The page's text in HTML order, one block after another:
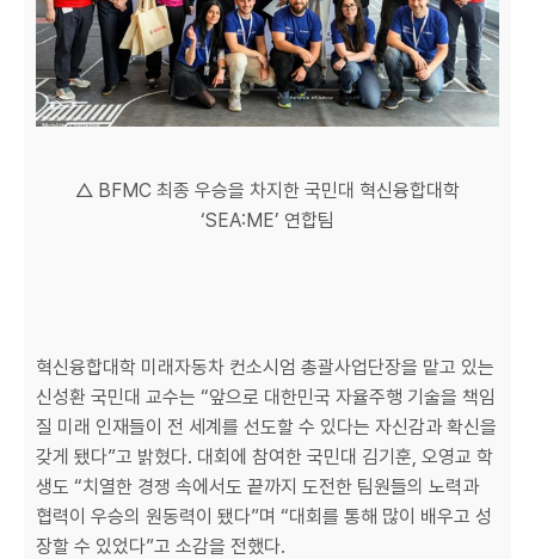
△ BFMC 최종 우승을 차지한 국민대 혁신융합대학
‘SEA:ME’ 연합팀
혁신융합대학 미래자동차 컨소시엄 총괄사업단장을 맡고 있는
신성환 국민대 교수는 “앞으로 대한민국 자율주행 기술을 책임
질 미래 인재들이 전 세계를 선도할 수 있다는 자신감과 확신을
갖게 됐다”고 밝혔다. 대회에 참여한 국민대 김기훈, 오영교 학
생도 “치열한 경쟁 속에서도 끝까지 도전한 팀원들의 노력과
협력이 우승의 원동력이 됐다”며 “대회를 통해 많이 배우고 성
장할 수 있었다”고 소감을 전했다.